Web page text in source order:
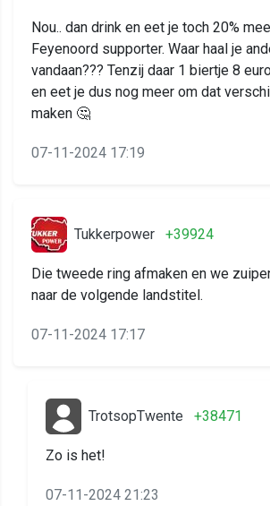
Nou.. dan drink en eet je toch 20%
Feyenoord supporter. Waar haal je
vandaan??? Tenzij daar 1 biertje 8
en eet je dus nog meer om dat
maken 🤔
07-11-2024 17:19
Tukkerpower +39924
Die tweede ring afmaken en we
naar de volgende landstitel.
07-11-2024 17:17
TrotsopTwente +38471
Zo is het!
07-11-2024 21:23